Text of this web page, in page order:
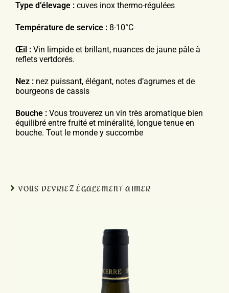
Type d’élevage : cuves inox thermo-régulées
Température de service : 8-10°C
Œil : Vin limpide et brillant, nuances de jaune pâle à
reflets vertdorés.
Nez : nez puissant, élégant, notes d’agrumes et de
bourgeons de cassis
Bouche : Vous trouverez un vin très aromatique bien
équilibré entre fruité et minéralité, longue tenue en
bouche. Tout le monde y succombe
VOUS DEVRIEZ ÉGALEMENT AIMER